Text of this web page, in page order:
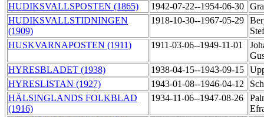
HUDIKSVALLSPOSTEN (1865) 1942-07-22--1954-06-30
HUDIKSVALLSTIDNINGEN
(1909)
1918-10-30--1967-05-29
HUSKVARNAPOSTEN (1911)
1911-03-06--1949-11-01
HYRESBLADET (1938)
1938-04-15--1943-09-15
HYRESLISTAN (1927)
1943-01-08--1946-04-12
HÄLSINGLANDS FOLKBLAD
(1916)
1934-11-06--1947-08-26